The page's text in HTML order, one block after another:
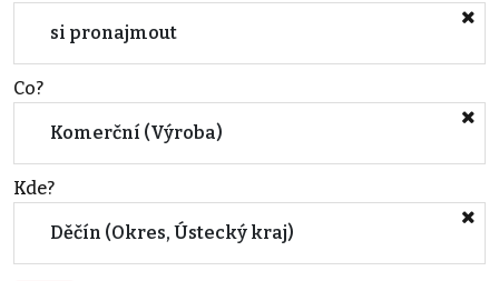
si pronajmout
Co?
Komerční (Výroba)
Kde?
Děčín (Okres, Ústecký kraj)